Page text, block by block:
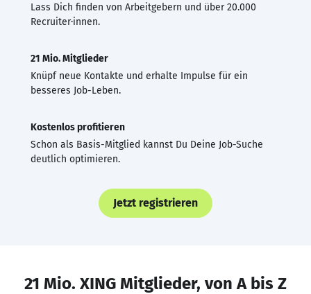
Lass Dich finden von Arbeitgebern und über 20.000
Recruiter·innen.
21 Mio. Mitglieder
Knüpf neue Kontakte und erhalte Impulse für ein
besseres Job-Leben.
Kostenlos profitieren
Schon als Basis-Mitglied kannst Du Deine Job-Suche
deutlich optimieren.
Jetzt registrieren
21 Mio. XING Mitglieder, von A bis Z